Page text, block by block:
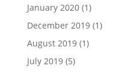
January 2020(1)
December 2019(1)
August 2019(1)
July 2019(5)